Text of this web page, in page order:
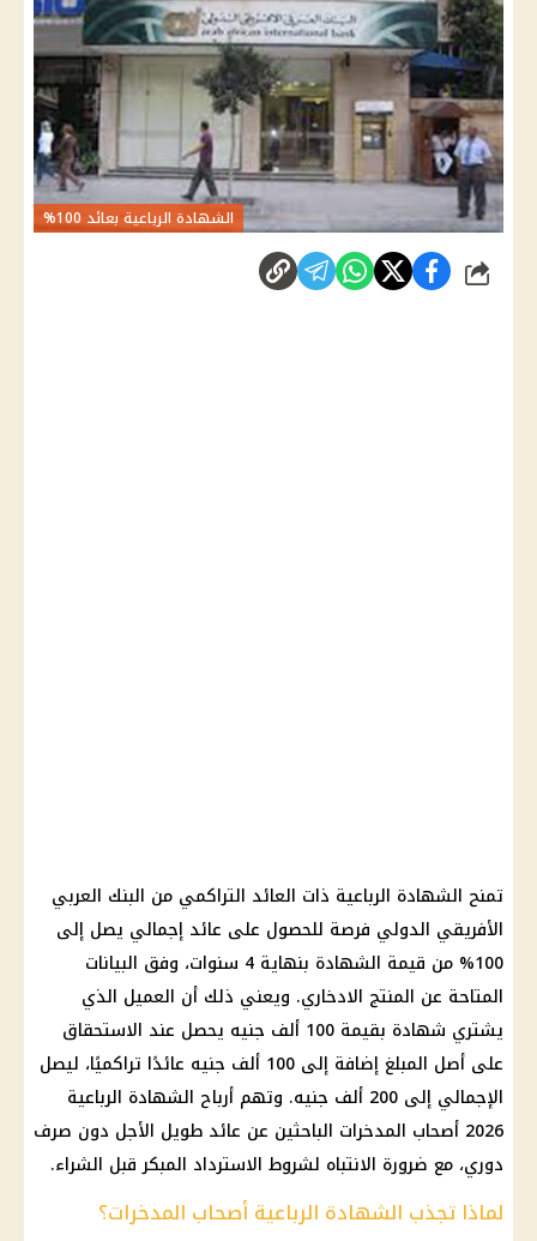
الشهادة الرباعية بعائد 100%
شارك
تمنح الشهادة الرباعية ذات العائد التراكمي من البنك العربي
الأفريقي الدولي فرصة للحصول على عائد إجمالي يصل إلى
100% من قيمة الشهادة بنهاية 4 سنوات، وفق البيانات
المتاحة عن المنتج الادخاري. ويعني ذلك أن العميل الذي
يشتري شهادة بقيمة 100 ألف جنيه يحصل عند الاستحقاق
على أصل المبلغ إضافة إلى 100 ألف جنيه عائدًا تراكميًا، ليصل
الإجمالي إلى 200 ألف جنيه. وتهم أرباح الشهادة الرباعية
2026 أصحاب المدخرات الباحثين عن عائد طويل الأجل دون صرف
دوري، مع ضرورة الانتباه لشروط الاسترداد المبكر قبل الشراء.
لماذا تجذب الشهادة الرباعية أصحاب المدخرات؟